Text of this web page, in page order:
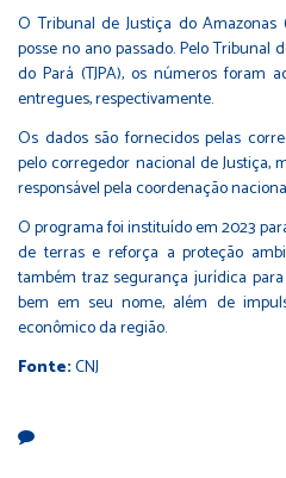
O Tribunal de Justiça do Amazonas
posse no ano passado. Pelo Tribunal
do Pará (TJPA), os números foram
entregues, respectivamente.
Os dados são fornecidos pelas
pelo corregedor nacional de Justiça,
responsável pela coordenação
O programa foi instituído em 2023
de terras e reforça a proteção
também traz segurança jurídica
bem em seu nome, além de
econômico da região.
Fonte:CNJ